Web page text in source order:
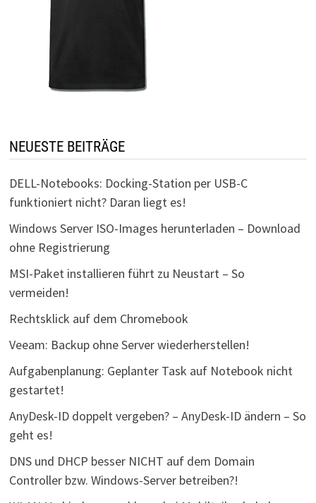
NEUESTE BEITRÄGE
DELL-Notebooks: Docking-Station per USB-C
funktioniert nicht? Daran liegt es!
Windows Server ISO-Images herunterladen – Download
ohne Registrierung
MSI-Paket installieren führt zu Neustart – So
vermeiden!
Rechtsklick auf dem Chromebook
Veeam: Backup ohne Server wiederherstellen!
Aufgabenplanung: Geplanter Task auf Notebook nicht
gestartet!
AnyDesk-ID doppelt vergeben? – AnyDesk-ID ändern – So
geht es!
DNS und DHCP besser NICHT auf dem Domain
Controller bzw. Windows-Server betreiben?!